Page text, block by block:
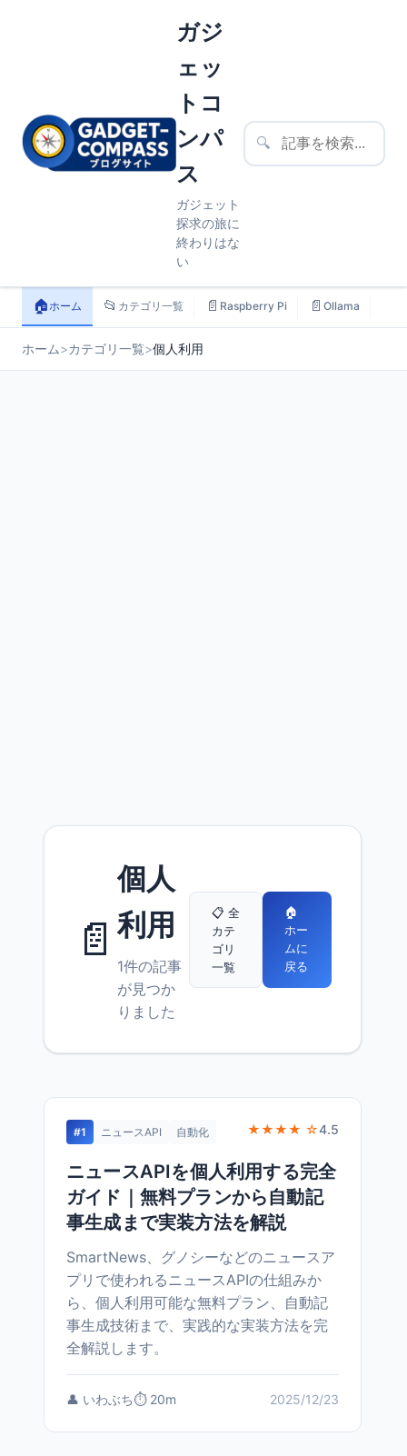
ガジ
ェッ
トコ
ンパ
ス
ガジェット
探求の旅に
終わりはな
い
🔍
🏠ホーム 📂 カテゴリ一覧 📄 Raspberry Pi 📄 Ollama
ホーム>カテゴリ一覧>個人利用
📄
個人
利用
1件の記事
が見つか
りました
📋 全
カテ
ゴリ
一覧
🏠
ホー
ムに
戻る
#1 ニュースAPI 自動化 ★★★★ ☆4.5
ニュースAPIを個人利用する完全
ガイド｜無料プランから自動記
事生成まで実装方法を解説
SmartNews、グノシーなどのニュースア
プリで使われるニュースAPIの仕組みか
ら、個人利用可能な無料プラン、自動記
事生成技術まで、実践的な実装方法を完
全解説します。
👤 いわぶち⏱️ 20m 2025/12/23